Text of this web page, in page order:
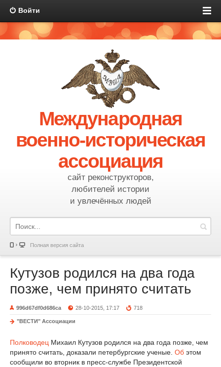
Войти
Международная
военно-историческая
ассоциация
сайт реконструкторов,
любителей истории
и увлечённых людей
Полная версия сайта
Кутузов родился на два года
позже, чем принято считать
996d67df0d686ca 28-10-2015, 17:17 718
"ВЕСТИ" Ассоциации
Полководец Михаил Кутузов родился на два года позже, чем
принято считать, доказали петербургские ученые. Об этом
сообщили во вторник в пресс-службе Президентской